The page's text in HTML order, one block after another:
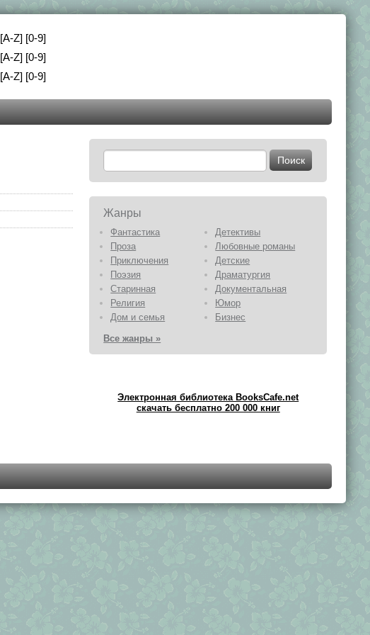
[A-Z] [0-9]
[A-Z] [0-9]
[A-Z] [0-9]
Жанры
Фантастика
Детективы
Проза
Любовные романы
Приключения
Детские
Поэзия
Драматургия
Старинная
Документальная
Религия
Юмор
Дом и семья
Бизнес
Все жанры »
Электронная библиотека BooksCafe.net
скачать бесплатно 200 000 книг